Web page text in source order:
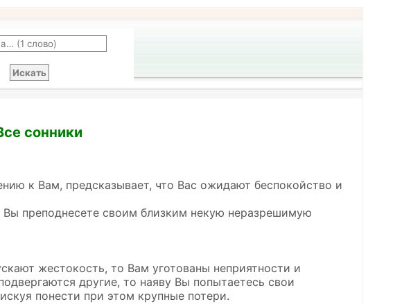
сонники
к Вам, предсказывает, что Вас ожидают беспокойство и
преподнесете своим близким некую неразрешимую
жестокость, то Вам уготованы неприятности и
другие, то наяву Вы попытаетесь свои
понести при этом крупные потери.